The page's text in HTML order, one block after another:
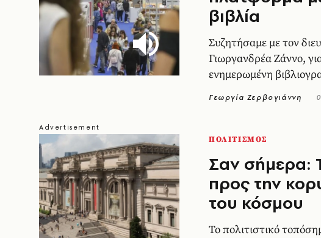
βιβλία
Συζητήσαμε με τον
Γιωργανδρέα Ζάννο,
ενημερωμένη
Γεωργία Ζερβογιάννη
ΠΟΛΙΤΙΣΜΟΣ
Σαν σήμερα:
προς την
του κόσμου
Το πολιτιστικό